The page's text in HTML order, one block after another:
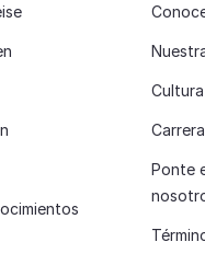
Carrera
Ponte